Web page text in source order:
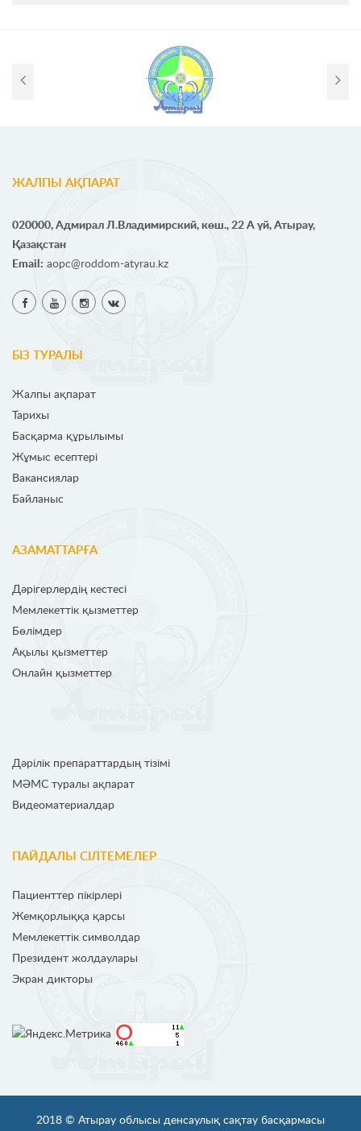
ЖАЛПЫ АҚПАРАТ
020000, Адмирал Л.Владимирский, көш., 22 А үй, Атырау,
Қазақстан
Email: aopc@roddom-atyrau.kz
БІЗ ТУРАЛЫ
Жалпы ақпарат
Тарихы
Басқарма құрылымы
Жұмыс есептері
Вакансиялар
Байланыс
АЗАМАТТАРҒА
Дәрігерлердің кестесі
Мемлекеттік қызметтер
Бөлімдер
Ақылы қызметтер
Онлайн қызметтер
Дәрілік препараттардың тізімі
МӘМС туралы ақпарат
Видеоматериалдар
ПАЙДАЛЫ СІЛТЕМЕЛЕР
Пациенттер пікірлері
Жемқорлыққа қарсы
Мемлекеттік символдар
Президент жолдаулары
Экран дикторы
2018 © Атырау облысы денсаулық сақтау басқармасы